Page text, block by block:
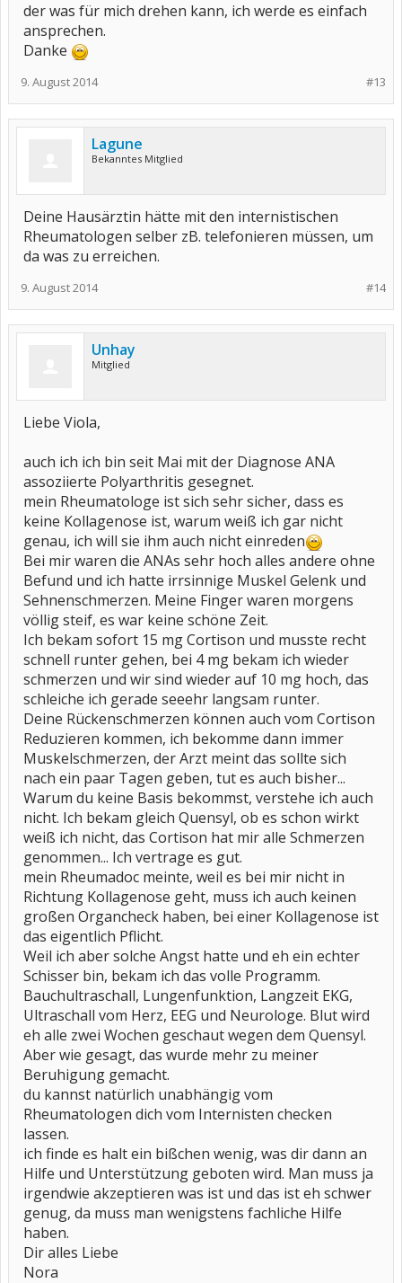
der was für mich drehen kann, ich werde es einfach
ansprechen.
Danke
#13
9. August 2014
Lagune
Bekanntes Mitglied
Deine Hausärztin hätte mit den internistischen
Rheumatologen selber zB. telefonieren müssen, um
da was zu erreichen.
#14
9. August 2014
Unhay
Mitglied
Liebe Viola,
auch ich ich bin seit Mai mit der Diagnose ANA
assoziierte Polyarthritis gesegnet.
mein Rheumatologe ist sich sehr sicher, dass es
keine Kollagenose ist, warum weiß ich gar nicht
genau, ich will sie ihm auch nicht einreden
Bei mir waren die ANAs sehr hoch alles andere ohne
Befund und ich hatte irrsinnige Muskel Gelenk und
Sehnenschmerzen. Meine Finger waren morgens
völlig steif, es war keine schöne Zeit.
Ich bekam sofort 15 mg Cortison und musste recht
schnell runter gehen, bei 4 mg bekam ich wieder
schmerzen und wir sind wieder auf 10 mg hoch, das
schleiche ich gerade seeehr langsam runter.
Deine Rückenschmerzen können auch vom Cortison
Reduzieren kommen, ich bekomme dann immer
Muskelschmerzen, der Arzt meint das sollte sich
nach ein paar Tagen geben, tut es auch bisher...
Warum du keine Basis bekommst, verstehe ich auch
nicht. Ich bekam gleich Quensyl, ob es schon wirkt
weiß ich nicht, das Cortison hat mir alle Schmerzen
genommen... Ich vertrage es gut.
mein Rheumadoc meinte, weil es bei mir nicht in
Richtung Kollagenose geht, muss ich auch keinen
großen Organcheck haben, bei einer Kollagenose ist
das eigentlich Pflicht.
Weil ich aber solche Angst hatte und eh ein echter
Schisser bin, bekam ich das volle Programm.
Bauchultraschall, Lungenfunktion, Langzeit EKG,
Ultraschall vom Herz, EEG und Neurologe. Blut wird
eh alle zwei Wochen geschaut wegen dem Quensyl.
Aber wie gesagt, das wurde mehr zu meiner
Beruhigung gemacht.
du kannst natürlich unabhängig vom
Rheumatologen dich vom Internisten checken
lassen.
ich finde es halt ein bißchen wenig, was dir dann an
Hilfe und Unterstützung geboten wird. Man muss ja
irgendwie akzeptieren was ist und das ist eh schwer
genug, da muss man wenigstens fachliche Hilfe
haben.
Dir alles Liebe
Nora